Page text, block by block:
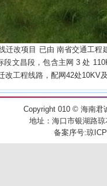
迁改项目 已由 南省交通工
段文昌段，包含主网 3 处
改工程线路，配网42处10KV
Copyright 010 © 海南君
地址： 海口市银湖路
备案序号:琼